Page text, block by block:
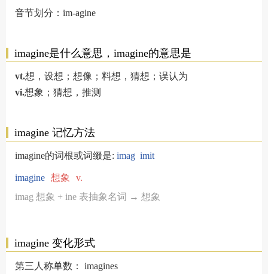
音节划分：im-agine
imagine是什么意思，imagine的意思是
vt.想，设想；想像；料想，猜想；误认为
vi.想象；猜想，推测
imagine 记忆方法
imagine的词根或词缀是: imag imit
imagine 想象
v.
imag 想象 + ine 表抽象名词 → 想象
imagine 变化形式
第三人称单数： imagines